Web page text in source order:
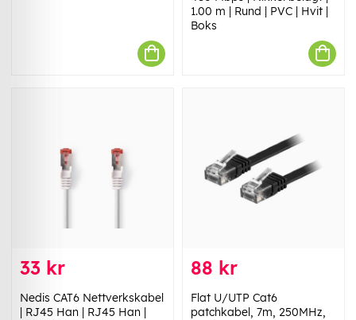
1.00 m | Rund | PVC | Hvit |
Boks
33 kr
Nedis CAT6 Nettverkskabel
| RJ45 Han | RJ45 Han |
88 kr
Flat U/UTP Cat6
patchkabel, 7m, 250MHz,